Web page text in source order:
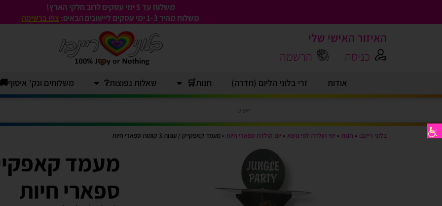
משלוח עד 5 ימי עסקים לרוב חלקי הארץ!
משלוח מהיר 1-3
ימי עסקים ליישובים הבאים: צפו ברשימה
האיזור האישי שלי
כניסה
הרשמה
אודות זרי בלוני הליום (חדרה) חנות🛒 שאלות נפוצות❔ משלוחים ונק' איסוף🚚
בלוני ריינבו » חנות » ימי הולדת לפי נושא » יום הולדת ספארי חיות » מעמד קאפקייק / עוגות 3 קומות ספארי חיות
ספארי חיות